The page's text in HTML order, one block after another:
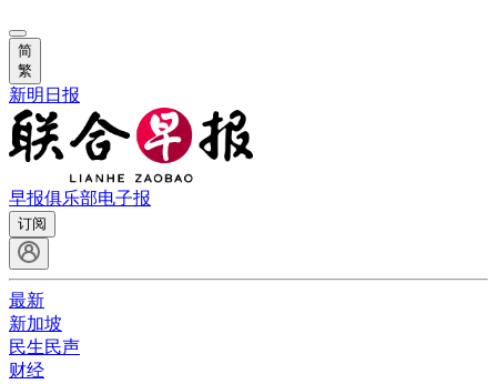
简
繁
新明日报
早报俱乐部电子报
订阅
最新
新加坡
民生民声
财经